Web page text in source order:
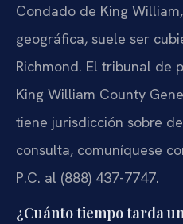
Condado de King
geográfica, suele ser
Richmond. El tribunal de
King William County
tiene jurisdicción sobre
consulta, comuníquese
P.C. al (888) 437-7747.
¿Cuánto tiempo tarda